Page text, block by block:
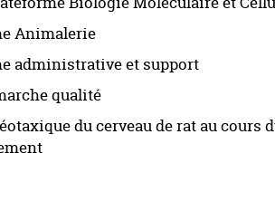
Animalerie
administrative et support
qualité
du cerveau de rat au cours